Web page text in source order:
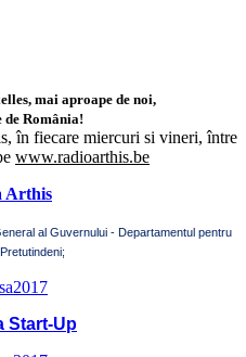
mai aproape de noi,
de România!
în fiecare miercuri si vineri, între
www.radioarthis.be
Arthis
al Guvernului - Departamentul pentru
Start-Up